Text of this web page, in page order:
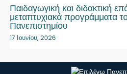
Παιδαγωγική και διδακτική
μεταπτυχιακά προγράμματα
Πανεπιστημίου
17 Ιουνίου, 2026